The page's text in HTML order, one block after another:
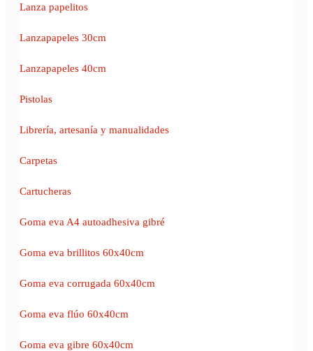
Lanza papelitos
Lanzapapeles 30cm
Lanzapapeles 40cm
Pistolas
Librería, artesanía y manualidades
Carpetas
Cartucheras
Goma eva A4 autoadhesiva gibré
Goma eva brillitos 60x40cm
Goma eva corrugada 60x40cm
Goma eva flúo 60x40cm
Goma eva gibre 60x40cm